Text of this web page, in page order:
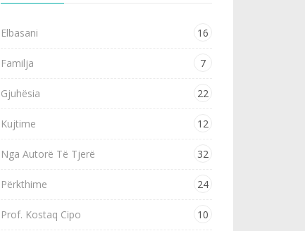
Elbasani 16
Familja 7
Gjuhësia 22
Kujtime 12
Nga Autorë Të Tjerë 32
Përkthime 24
Prof. Kostaq Cipo 10